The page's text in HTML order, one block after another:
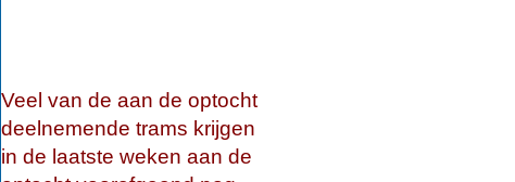
Veel van de aan de optocht
deelnemende trams krijgen
in de laatste weken aan de